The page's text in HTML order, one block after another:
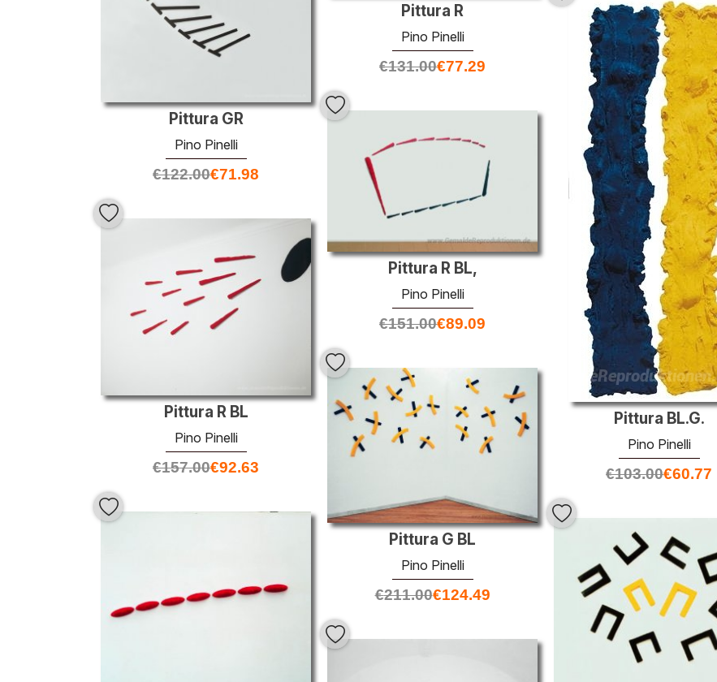
Pittura R
Pino Pinelli
€131.00€77.29
Pittura GR
Pino Pinelli
€122.00€71.98
Pittura BL.G.
Pino Pinelli
€103.00€60.77
Pittura R BL,
Pino Pinelli
€151.00€89.09
Pittura R BL
Pino Pinelli
€157.00€92.63
Pittura G BL
Pino Pinelli
€211.00€124.49